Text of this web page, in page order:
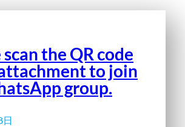
scan the QR code
to join
group.
日